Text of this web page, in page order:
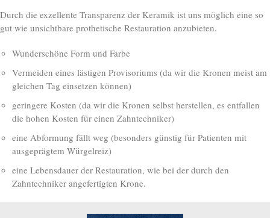
Durch die exzellente Transparenz der Keramik ist uns möglich eine so
gut wie unsichtbare prothetische Restauration anzubieten.
Wunderschöne Form und Farbe
Vermeiden eines lästigen Provisoriums (da wir die Kronen meist am
gleichen Tag einsetzen können)
geringere Kosten (da wir die Kronen selbst herstellen, es entfallen
die hohen Kosten für einen Zahntechniker)
eine Abformung fällt weg (besonders günstig für Patienten mit
ausgeprägtem Würgelreiz)
eine Lebensdauer der Restauration, wie bei der durch den
Zahntechniker angefertigten Krone.